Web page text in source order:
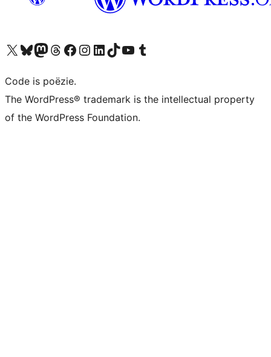
Bezoek ons X (voorheen Twitter) account
Bezoek ons Bluesky account
Bezoek ons Mastodon account
Bezoek ons Threads account
Onze Facebook pagina bezoeken
Bezoek ons Instagram account
Bezoek ons LinkedIn account
Bezoek ons TikTok account
Bezoek ons YouTube kanaalBezoek ons Tumblr account
Code is poëzie.
The WordPress® trademark is the intellectual property
of the WordPress Foundation.